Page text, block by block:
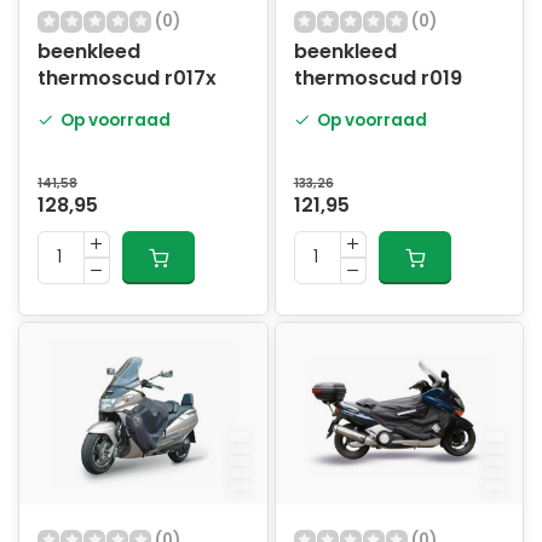
(0)
beenkleed
thermoscud r017x
Op voorraad
141,58
128,95
(0)
beenkleed
thermoscud r019
Op voorraad
133,26
121,95